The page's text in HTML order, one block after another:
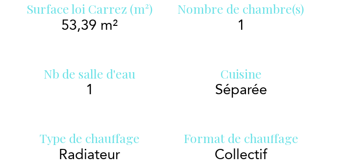
Surface loi Carrez (m²)
53,39 m²
Nombre de chambre(s)
1
Nb de salle d'eau
1
Cuisine
Séparée
Type de chauffage
Radiateur
Format de chauffage
Collectif